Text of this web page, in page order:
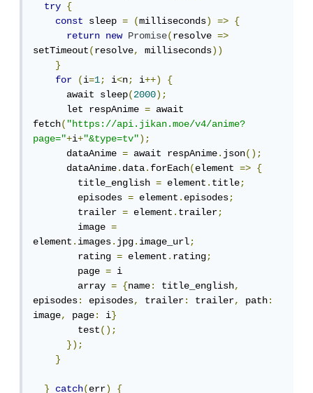
try
{
const
sleep = (milliseconds) =>
{
return
new Promise(resolve =>
setTimeout(resolve, milliseconds))
}
for
(i=1; i<n; i++)
{
      await sleep
(2000);
      let respAnime
= await
fetch("https://api.jikan.moe/v4/anime?
page="+i+"&type=tv");
      dataAnime
= await respAnime.json();
      dataAnime
.data.forEach(element =>
{
        title_english
= element.title;
        episodes
= element.episodes;
        trailer
= element.trailer;
        image
=
element.images.jpg.image_url;
        rating
= element.rating;
        page
= i
        array
= {name: title_english,
episodes: episodes, trailer: trailer, path:
image, page: i}
        test
();
});
}
} catch(err) {